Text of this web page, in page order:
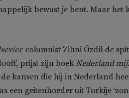
bewust je bent. Maar het
-columnist Zihni Özdil de
prijst zijn boek Nederland
kansen die hij in Nederland
een geitenhoeder uit Turkije